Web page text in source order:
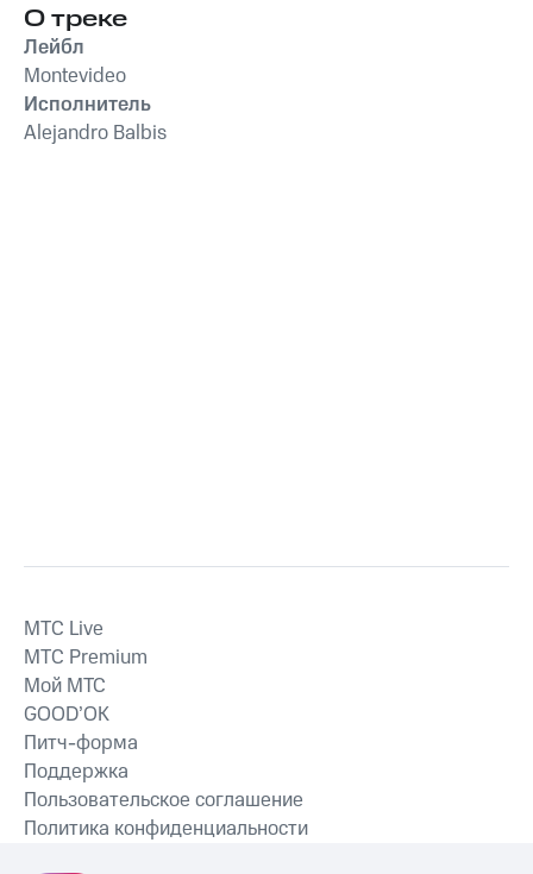
О треке
Лейбл
Montevideo
Исполнитель
Alejandro Balbis
MTС Live
MTС Premium
Мой МТС
GOOD’OK
Питч-форма
Поддержка
Пользовательское соглашение
Политика конфиденциальности